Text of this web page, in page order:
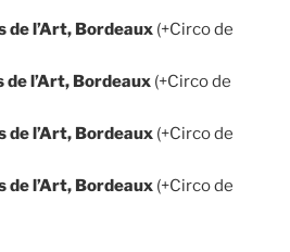
de l’Art, Bordeaux (+Circo de
de l’Art, Bordeaux (+Circo de
de l’Art, Bordeaux (+Circo de
de l’Art, Bordeaux (+Circo de